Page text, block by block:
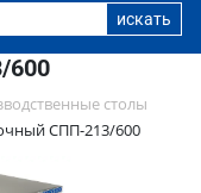
600
столы
СПП-213/600